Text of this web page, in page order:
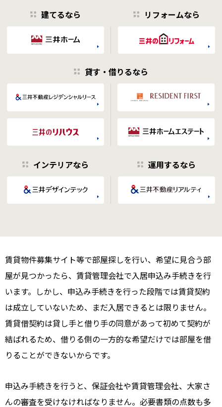
建てるなら リフォームなら
貸す・借りるなら
インテリアなら 運用するなら
賃貸物件募集サイト等で部屋探しを行い、希望に見合う部
屋が見つかったら、賃貸管理会社で入居申込み手続きを行
います。しかし、申込み手続きを行った段階では賃貸契約
は成立していないため、まだ入居できるとは限りません。
賃貸借契約は貸し手と借り手の同意があって初めて契約が
結ばれるため、借りる側の一方的な希望だけでは部屋を借
りることができないからです。
申込み手続きを行うと、保証会社や賃貸管理会社、大家さ
んの審査を受けなければなりません。必要書類の点数も多